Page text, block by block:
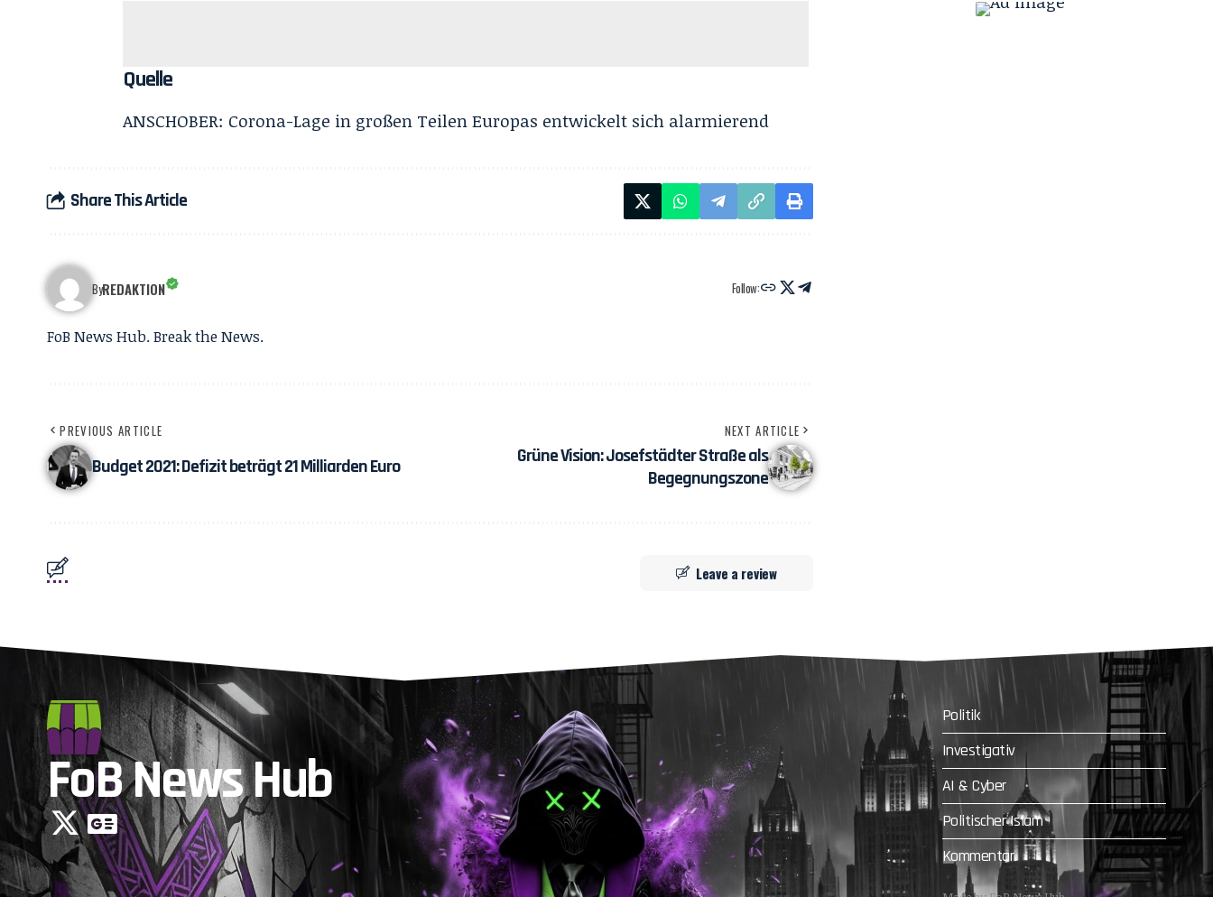
Quelle
ANSCHOBER: Corona-Lage in großen Teilen Europas entwickelt sich alarmierend
Share This Article
ByREDAKTION Follow:
FoB News Hub. Break the News.
PREVIOUS ARTICLE
Budget 2021: Defizit beträgt 21 Milliarden Euro
NEXT ARTICLE
Grüne Vision: Josefstädter Straße als
Begegnungszone
Leave a review
FoB News Hub
Politik
Investigativ
AI & Cyber
Politischer Islam
Kommentar